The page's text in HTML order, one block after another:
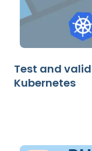
Test and
Kubernetes